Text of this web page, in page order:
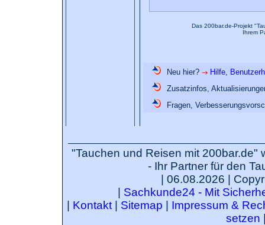
Das 200bar.de-Projekt
Ihrem
Neu hier?
Hilfe,
Zusatzinfos,
Fragen,
"Tauchen und Reisen mit 200bar.de"
- Ihr Partner für den
| 06.08.2026 |
Sachkunde24 - Mit
Kontakt| Sitemap
Impressum &
setzen